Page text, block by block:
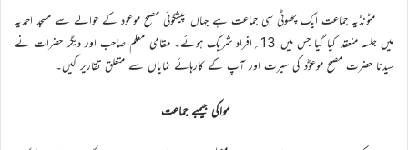
مٹونڈیہ جماعت ایک چھوٹی سی جماعت ہے جہاں پیشگوئی مصلح موعود کے حوالے سے مسجد احمدیہ
میں جلسہ منعقد کیا گیا جس میں 13؍افراد شریک ہوئے۔ مقامی معلم صاحب اور دیگر حضرات نے
سیدنا حضرت مصلح موعوؓد کی سیرت اور آپ کے کارہائے نمایاں سے متعلق تقاریر کیں۔
مواکی جیمبے جماعت